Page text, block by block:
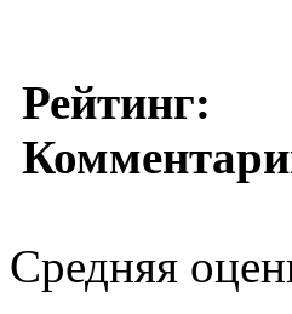
Рейтинг:
Средняя